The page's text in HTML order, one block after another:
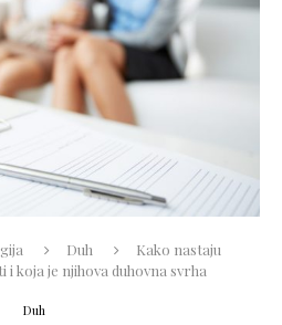
Duh
Kako nastaju
i koja je njihova duhovna svrha
Duh